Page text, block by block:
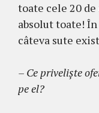
toate cele 20
absolut toate!
câteva sute
– Ce privelişte
pe el?